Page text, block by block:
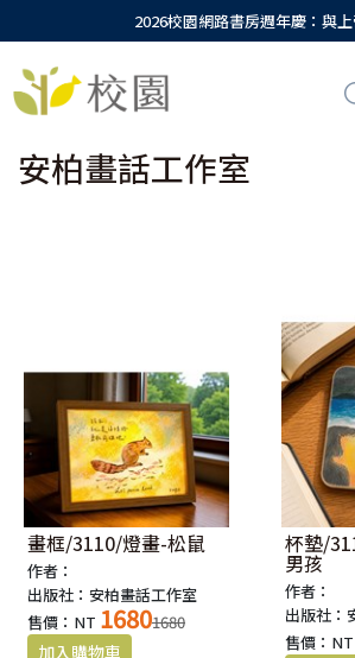
2026校園網路書房週年慶：與
安柏畫話工作室
畫框/3110/燈畫-松鼠
作者：
出版社：安柏畫話工作室
售價：NT 16801680
杯墊/
男孩
作者：
出版社：
售價：NT